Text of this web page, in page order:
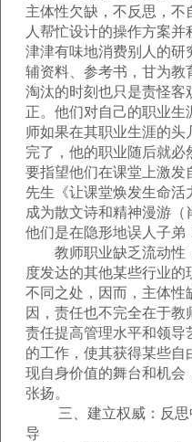
主体性欠缺，不反思，不
人帮忙设计的操作方案并
津津有味地消费别人的研
辅资料、参考书，甘为教
淘汰的时刻也只是责怪客
正。他们对自己的职业生
师如果在其职业生涯的
完了，他的职业随后就必
要指望他们在课堂上激发
先生《让课堂焕发生命活
成为散文诗和精神漫游（
他们是在隐形地误人子弟
教师职业缺乏流动性
度发达的其他某些行业
不同之处，因而，主体性
因，责任也不完全在于
责任提高管理水平和领导
的工作，使其获得某些
现自身价值的舞台和机会
张扬。
三、建立权威：反思
导